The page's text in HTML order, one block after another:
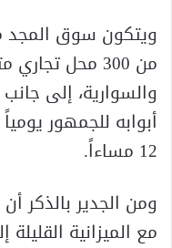
ويتكون سوق المجد
من 300 محل
والسوارية، إلى
أبوابه للجمهور
12 مساءاً.
ومن الجدير بالذكر
مع الميزانية